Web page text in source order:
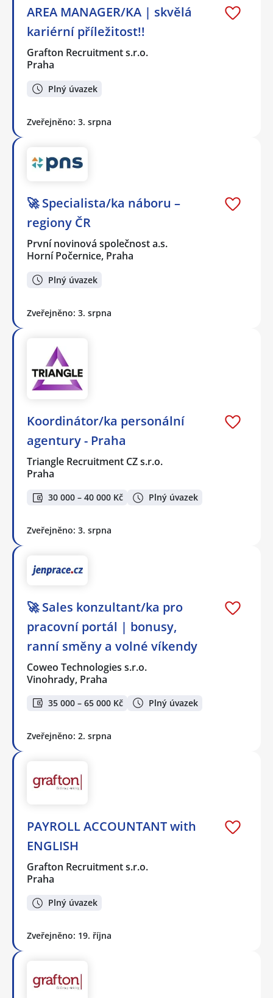
AREA MANAGER/KA | skvělá
kariérní příležitost!!
Grafton Recruitment s.r.o.
Praha
Plný úvazek
Zveřejněno: 3. srpna
🚀 Specialista/ka náboru –
regiony ČR
První novinová společnost a.s.
Horní Počernice, Praha
Plný úvazek
Zveřejněno: 3. srpna
Koordinátor/ka personální
agentury - Praha
Triangle Recruitment CZ s.r.o.
Praha
30 000 – 40 000 Kč Plný úvazek
Zveřejněno: 3. srpna
🚀 Sales konzultant/ka pro
pracovní portál | bonusy,
ranní směny a volné víkendy
Coweo Technologies s.r.o.
Vinohrady, Praha
35 000 – 65 000 Kč Plný úvazek
Zveřejněno: 2. srpna
PAYROLL ACCOUNTANT with
ENGLISH
Grafton Recruitment s.r.o.
Praha
Plný úvazek
Zveřejněno: 19. října